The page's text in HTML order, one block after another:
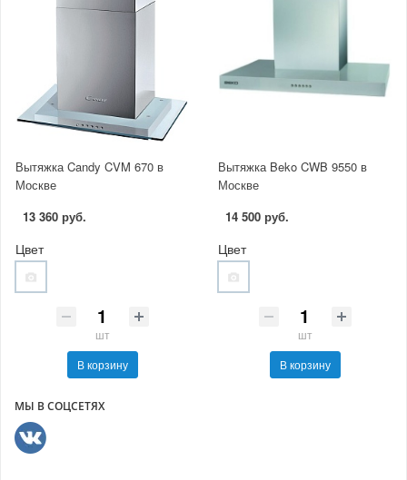
Вытяжка Candy CVM 670 в
Москве
13 360 руб.
Цвет
шт
В корзину
Вытяжка Beko CWB 9550 в
Москве
14 500 руб.
Цвет
шт
В корзину
МЫ В СОЦСЕТЯХ